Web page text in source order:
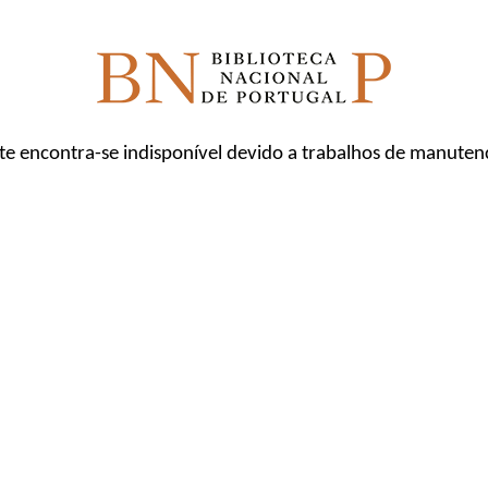
encontra-se indisponível devido a trabalhos de